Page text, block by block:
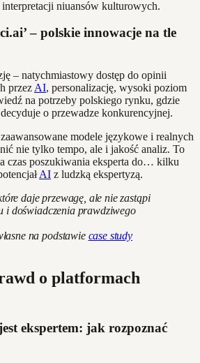
niuansów kulturowych.
– polskie innowacje na tle
– natychmiastowy dostęp do opinii
przez AI, personalizację, wysoki poziom
na potrzeby polskiego rynku, gdzie
o przewadze konkurencyjnej.
modele językowe i realnych
nie tylko tempo, ale i jakość analiz. To
czas poszukiwania eksperta do… kilku
AI z ludzką ekspertyzą.
daje przewagę, ale nie zastąpi
i doświadczenia prawdziwego
na podstawie case study
o platformach
ekspertem: jak rozpoznać